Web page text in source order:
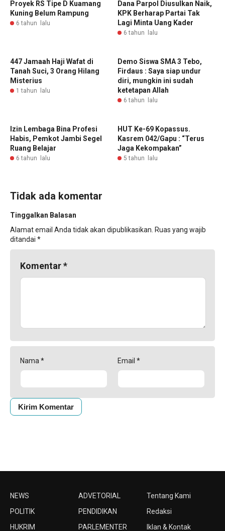
Proyek RS Tipe D Kuamang
Kuning Belum Rampung
6 tahun lalu
Dana Parpol Diusulkan Naik,
KPK Berharap Partai Tak
Lagi Minta Uang Kader
6 tahun lalu
447 Jamaah Haji Wafat di
Tanah Suci, 3 Orang Hilang
Misterius
1 tahun lalu
Demo Siswa SMA 3 Tebo,
Firdaus : Saya siap undur
diri, mungkin ini sudah
ketetapan Allah
6 tahun lalu
Izin Lembaga Bina Profesi
Habis, Pemkot Jambi Segel
Ruang Belajar
6 tahun lalu
HUT Ke-69 Kopassus.
Kasrem 042/Gapu : “Terus
Jaga Kekompakan”
5 tahun lalu
Tidak ada komentar
Tinggalkan Balasan
Alamat email Anda tidak akan dipublikasikan. Ruas yang wajib
ditandai *
Komentar*
Nama * Email *
NEWS
POLITIK
HUKRIM
ADVETORIAL
PENDIDIKAN
PARLEMENTER
Tentang Kami
Redaksi
Iklan & Kontak